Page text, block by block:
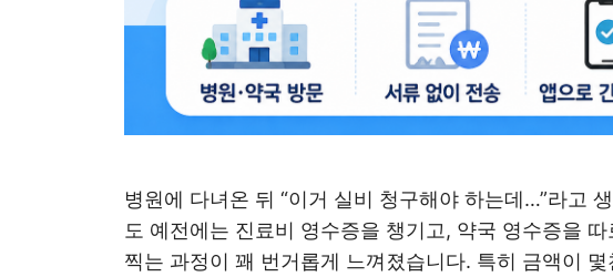
병원에 다녀온 뒤 “이거 실비 청구해야 하는데…”라고
도 예전에는 진료비 영수증을 챙기고, 약국 영수증을
찍는 과정이 꽤 번거롭게 느껴졌습니다. 특히 금액이